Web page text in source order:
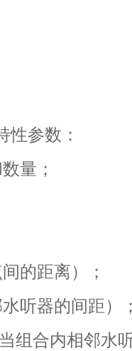
参数：
量；
的距离）；
听器的间距）
合内相邻水